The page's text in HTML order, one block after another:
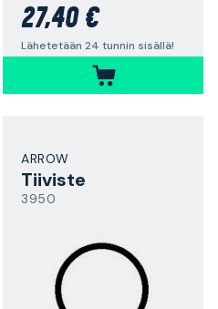
27,40 €
Lähetetään 24 tunnin sisällä!
ARROW
Tiiviste
3950